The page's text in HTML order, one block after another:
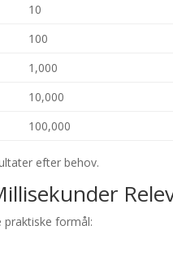
10
100
1,000
10,000
100,000
efter behov.
formål: